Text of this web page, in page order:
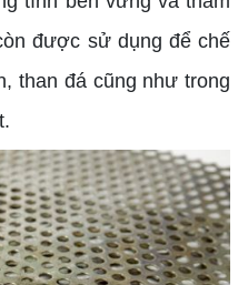
được sử dụng để chế
than đá cũng như trong